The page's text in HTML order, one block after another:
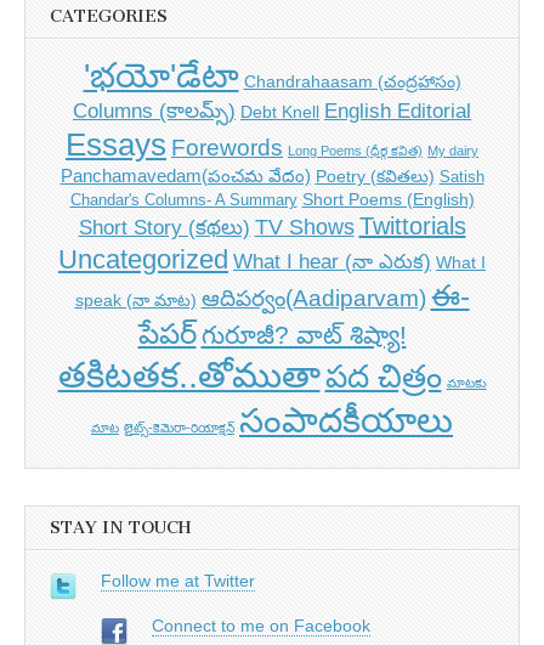
CATEGORIES
'భయో'డేటా Chandrahaasam (చంద్రహాసం)
Columns (కాలమ్స్) Debt Knell English Editorial
Essays Forewords Long Poems (ధీర్గ కవిత) My dairy
Panchamavedam(పంచమ వేదం) Poetry (కవితలు) Satish
Chandar's Columns- A Summary Short Poems (English)
Short Story (కథలు) TV Shows Twittorials
Uncategorized What I hear (నా ఎరుక) What I
speak (నా మాట) ఆదిపర్వం(Aadiparvam) ఈ-
పేపర్గురూజీ? వాట్ శిష్యా!
తకిటతక..తోముతాపద చిత్రం మాటకు
మాట లైట్స్-కెమెరా-రియాక్షన్ సంపాదకీయాలు
STAY IN TOUCH
Follow me at Twitter
Connect to me on Facebook